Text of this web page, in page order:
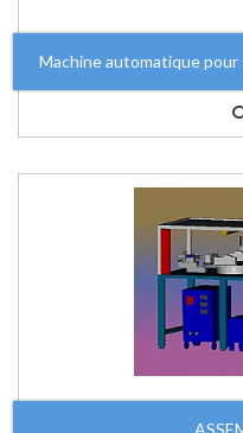
Machine automatique